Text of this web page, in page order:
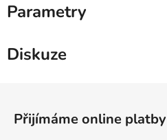
Parametry
Diskuze
Přijímáme online platby